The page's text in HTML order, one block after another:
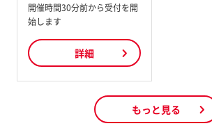
開催時間30分前から受付を開
始します
詳細
もっと見る